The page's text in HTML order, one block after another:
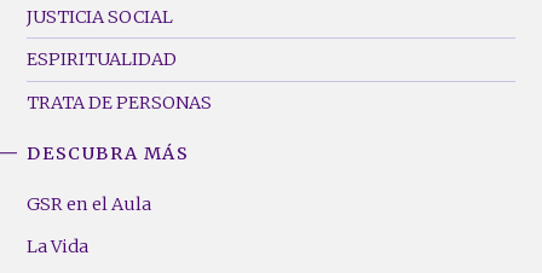
JUSTICIA SOCIAL
ESPIRITUALIDAD
TRATA DE PERSONAS
Footer
(Right)
DESCUBRA MÁS
GSR en el Aula
La Vida